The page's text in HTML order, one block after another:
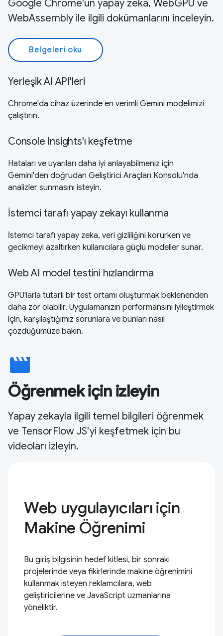
Google Chrome'un yapay zeka, WebGPU ve
WebAssembly ile ilgili dokümanlarını inceleyin.
Belgeleri oku
Yerleşik AI API'leri
Chrome'da cihaz üzerinde en verimli Gemini modelimizi
çalıştırın.
Console Insights'ı keşfetme
Hataları ve uyarıları daha iyi anlayabilmeniz için
Gemini'den doğrudan Geliştirici Araçları Konsolu'nda
analizler sunmasını isteyin.
İstemci tarafı yapay zekayı kullanma
İstemci tarafı yapay zeka, veri gizliliğini korurken ve
gecikmeyi azaltırken kullanıcılara güçlü modeller sunar.
Web AI model testini hızlandırma
GPU'larla tutarlı bir test ortamı oluşturmak beklenenden
daha zor olabilir. Uygulamanızın performansını iyileştirmek
için, karşılaştığımız sorunlara ve bunları nasıl
çözdüğümüze bakın.
movie
Öğrenmek için izleyin
Yapay zekayla ilgili temel bilgileri öğrenmek
ve TensorFlow JS'yi keşfetmek için bu
videoları izleyin.
Web uygulayıcıları için
Makine Öğrenimi
Bu giriş bilgisinin hedef kitlesi, bir sonraki
projelerinde veya fikirlerinde makine öğrenimini
kullanmak isteyen reklamcılara, web
geliştiricilerine ve JavaScript uzmanlarına
yöneliktir.